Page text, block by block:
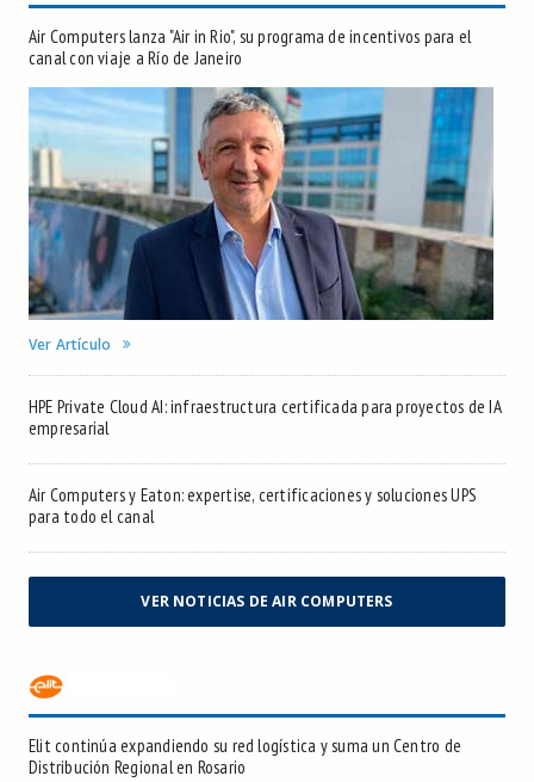
Air Computers lanza "Air in Rio", su programa de incentivos para el
canal con viaje a Río de Janeiro
Ver Artículo
HPE Private Cloud AI: infraestructura certificada para proyectos de IA
empresarial
Air Computers y Eaton: expertise, certificaciones y soluciones UPS
para todo el canal
VER NOTICIAS DE AIR COMPUTERS
Elit continúa expandiendo su red logística y suma un Centro de
Distribución Regional en Rosario